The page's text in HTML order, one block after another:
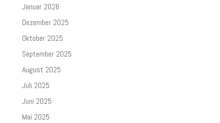
Januar 2026
Dezember 2025
Oktober 2025
September 2025
August 2025
Juli 2025
Juni 2025
Mai 2025